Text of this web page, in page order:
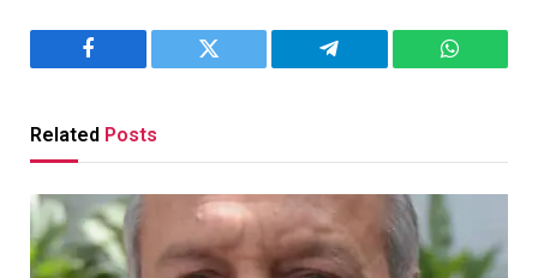
Facebook Twitter Telegram
Related Posts